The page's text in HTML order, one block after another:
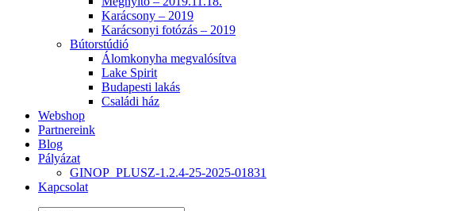
Karácsony – 2019
Karácsonyi fotózás – 2019
Bútorstúdió
Álomkonyha megvalósítva
Lake Spirit
Budapesti lakás
Családi ház
Webshop
Partnereink
Blog
Pályázat
GINOP_PLUSZ-1.2.4-25-2025-01831
Kapcsolat